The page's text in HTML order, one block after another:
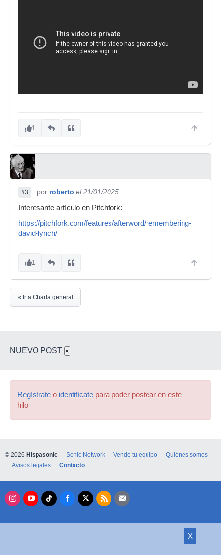
1
#3 por roberto el 21/01/2025
Interesante artículo en Pitchfork:
https://pitchfork.com/features/afterword/remembering-
david-lynch/
1
« Ir a Charla general
NUEVO POST ×
Regístrate o identifícate para poder postear en este
hilo
X
© 2026 Hispasonic Sonic Network Vende tu equipo
Quiénes somos
Avisos legales
Contacto